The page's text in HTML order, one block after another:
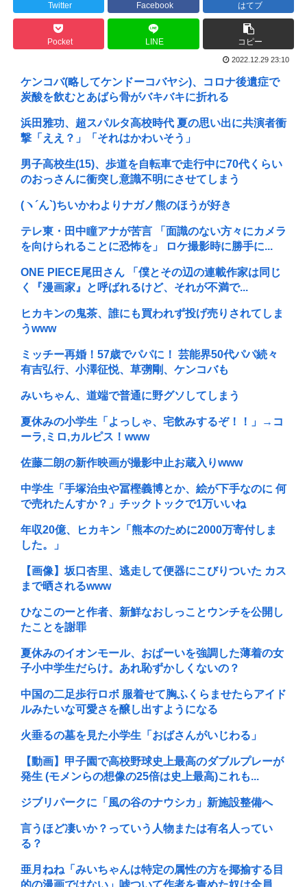
Twitter Facebook はてブ
Pocket LINE コピー
2022.12.29 23:10
ケンコバ(略してケンドーコバヤシ)、コロナ後遺症で
炭酸を飲むとあばら骨がバキバキに折れる
浜田雅功、超スパルタ高校時代 夏の思い出に共演者衝
撃「ええ？」「それはかわいそう」
男子高校生(15)、歩道を自転車で走行中に70代くらい
のおっさんに衝突し意識不明にさせてしまう
(ヽ´ん`) ちいかわよりナガノ熊のほうが好き
テレ東・田中瞳アナが苦言 「面識のない方々にカメラ
を向けられることに恐怖を」 ロケ撮影時に勝手に...
ONE PIECE尾田さん 「僕とその辺の連載作家は同じ
く『漫画家』と呼ばれるけど、それが不満で...
ヒカキンの鬼茶、誰にも買われず投げ売りされてしま
うwww
ミッチー再婚！57歳でパパに！ 芸能界50代パパ続々
有吉弘行、小澤征悦、草彅剛、ケンコバも
みいちゃん、道端で普通に野グソしてしまう
夏休みの小学生「よっしゃ、宅飲みするぞ！！」→コ
ーラ,ミロ,カルピス！www
佐藤二朗の新作映画が撮影中止お蔵入りwww
中学生「手塚治虫や冨樫義博とか、絵が下手なのに 何
で売れたんすか？」チックトックで1万いいね
年収20億、ヒカキン「熊本のために2000万寄付しま
した。」
【画像】坂口杏里、逃走して便器にこびりついた カス
まで晒されるwww
ひなこのーと作者、新鮮なおしっことウンチを公開し
たことを謝罪
夏休みのイオンモール、おぱーいを強調した薄着の女
子小中学生だらけ。あれ恥ずかしくないの？
中国の二足歩行ロボ 服着せて胸ふくらませたらアイド
ルみたいな可愛さを醸し出すようになる
火垂るの墓を見た小学生「おばさんがいじわる」
【動画】甲子園で高校野球史上最高のダブルプレーが
発生 (モメンらの想像の25倍は史上最高)これも...
ジブリパークに「風の谷のナウシカ」新施設整備へ
言うほど凄いか？っていう人物または有名人ってい
る？
亜月ねね「みいちゃんは特定の属性の方を揶揄する目